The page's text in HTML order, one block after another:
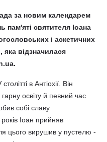
за новим календарем
пам'яті святителя Іоана
і аскетичних
відзначилася
в Антіохії. Він
освіту й певний час
собі славу
Іоан прийняв
цього вирушив у пустелю -